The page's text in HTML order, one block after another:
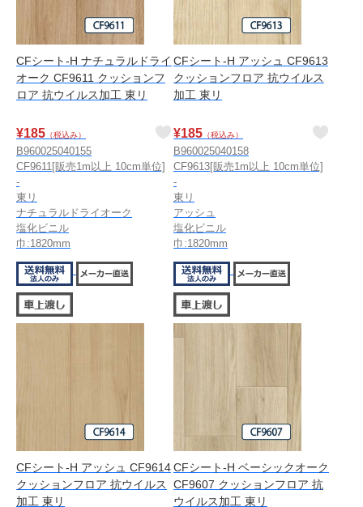
CFシート-H ナチュラルドライ
オーク CF9611 クッションフ
ロア 抗ウイルス加工 東リ
¥185 （税込み）
B960025040155
CF9611[販売1m以上 10cm単位]
-
東リ
ナチュラルドライオーク
塩化ビニル
巾:1820mm
CFシート-H アッシュ CF9613
クッションフロア 抗ウイルス
加工 東リ
¥185 （税込み）
B960025040158
CF9613[販売1m以上 10cm単位]
-
東リ
アッシュ
塩化ビニル
巾:1820mm
CFシート-H アッシュ CF9614
クッションフロア 抗ウイルス
加工 東リ
CFシート-H ベーシックオーク
CF9607 クッションフロア 抗
ウイルス加工 東リ